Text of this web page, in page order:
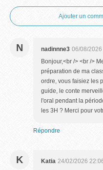
Ajouter un
N nadinnne3 06/08/2026
Bonjour,<br /> <br />
préparation de ma
ordre, vous faisiez les
guide, le conte
l'oral pendant la
les 3H ? Merci pour
Répondre
K Katia 24/02/2026